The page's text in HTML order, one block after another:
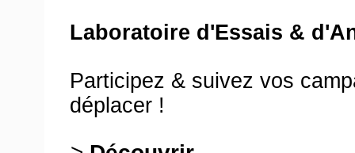
Laboratoire d'Essais &
Participez & suivez vos
déplacer !